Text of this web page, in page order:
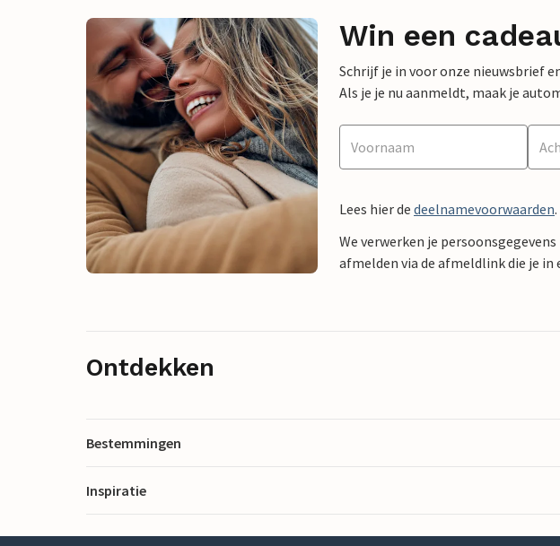
Win een
Schrijf je in voor onze nieuwsbrief
Als je je nu aanmeldt, maak je
Lees hier de deelnamevoorwaarden.
We verwerken je
afmelden via de afmeldlink die je
Ontdekken
Bestemmingen
Inspiratie